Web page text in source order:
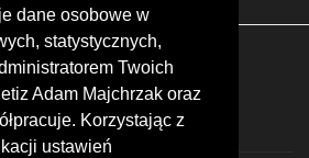
dane osobowe w
statystycznych,
Twoich
Adam Majchrzak oraz
Korzystając z
ustawień